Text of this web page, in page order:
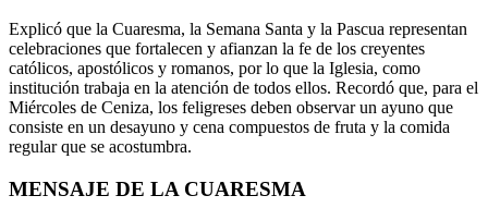
Explicó que la Cuaresma, la Semana Santa y la Pascua representan
celebraciones que fortalecen y afianzan la fe de los creyentes
católicos, apostólicos y romanos, por lo que la Iglesia, como
institución trabaja en la atención de todos ellos. Recordó que, para el
Miércoles de Ceniza, los feligreses deben observar un ayuno que
consiste en un desayuno y cena compuestos de fruta y la comida
regular que se acostumbra.
MENSAJE DE LA CUARESMA